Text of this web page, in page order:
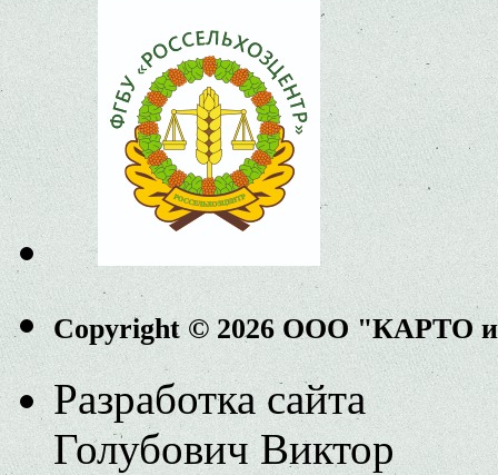
Copyright © 2026 ООО "КАРТО
Разработка сайта
Голубович Виктор